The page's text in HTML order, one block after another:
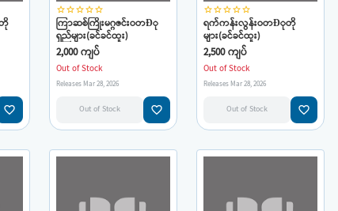
တို
favorite_border
star_borderstar_borderstar_borderstar_borderstar_border
ကြာဆစ်ကြိုးမဂ္ဂဇင်းဝတÐု
ရှည်များ(ခင်ခင်ထူး)
2,000 ကျပ်
Out of Stock
Releases Mar 28, 2026
Out of Stock favorite_border
star_borderstar_borderstar_borderstar_borderstar_border
ရက်ကန်းလွန်းဝတÐုတို
များ(ခင်ခင်ထူး)
2,500 ကျပ်
Out of Stock
Releases Mar 28, 2026
Out of Stock favorite_border